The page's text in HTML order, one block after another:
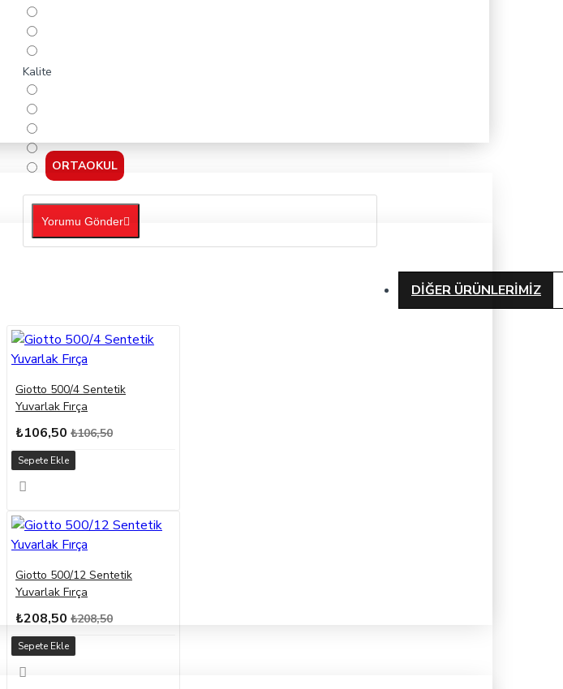
ORTAOKUL
Kalite
Yorumu Gönder
DIĞER ÜRÜNLERIMIZ
Giotto 500/4 Sentetik
Yuvarlak Fırça
₺106,50 ₺106,50
Sepete Ekle
Giotto 500/12 Sentetik
Yuvarlak Fırça
₺208,50 ₺208,50
Sepete Ekle